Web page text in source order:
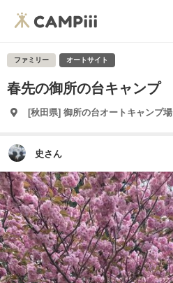
ファミリー オートサイト
春先の御所の台キャンプ
[秋田県] 御所の台オートキャンプ場
史さん